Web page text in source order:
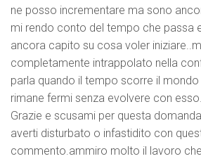
ne posso incrementare ma sono
mi rendo conto del tempo che passa
ancora capito su cosa voler
completamente intrappolato nella
parla quando il tempo scorre il
rimane fermi senza evolvere con
Grazie e scusami per questa
averti disturbato o infastidito con
commento.ammiro molto il lavoro